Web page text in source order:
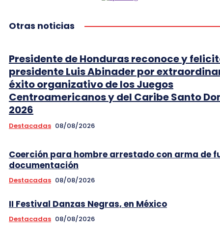
Otras noticias
Presidente de Honduras reconoce y
presidente Luis Abinader por
éxito organizativo de los Juegos
Centroamericanos y del Caribe Santo
2026
Destacadas 08/08/2026
Coerción para hombre arrestado con arma de
documentación
Destacadas 08/08/2026
II Festival Danzas Negras, en México
Destacadas 08/08/2026